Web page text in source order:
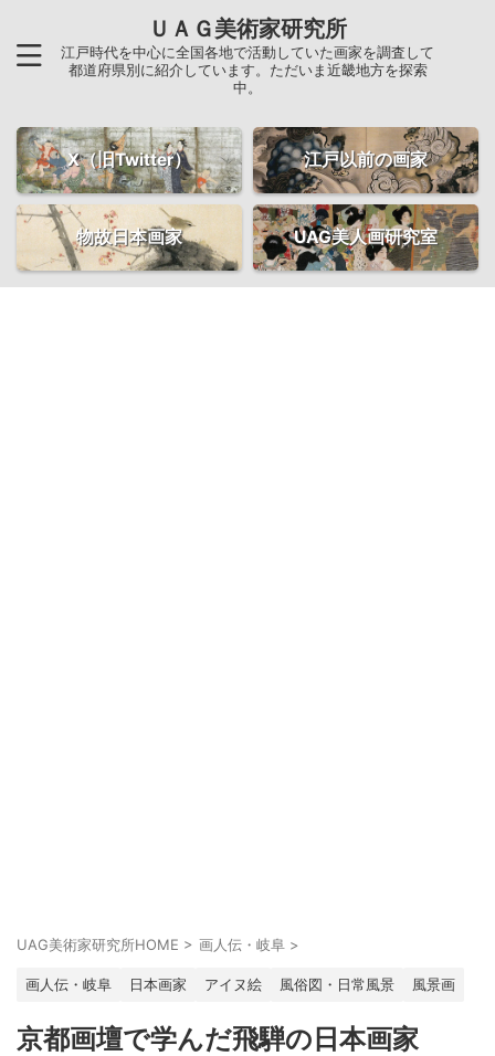
ＵＡＧ美術家研究所
江戸時代を中心に全国各地で活動していた画家を調査して
都道府県別に紹介しています。ただいま近畿地方を探索
中。
X（旧Twitter） 江戸以前の画家
物故日本画家 UAG美人画研究室
UAG美術家研究所HOME > 画人伝・岐阜 >
画人伝・岐阜 日本画家 アイヌ絵 風俗図・日常風景 風景画
京都画壇で学んだ飛騨の日本画家